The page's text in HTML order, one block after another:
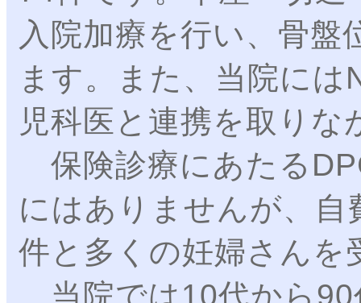
入院加療を行い、骨
ます。また、当院に
児科医と連携を取り
保険診療にあたる
にはありませんが、
件と多くの妊婦さんを
当院では10代から90